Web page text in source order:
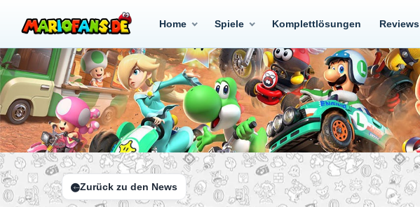
Home Spiele Komplettlösungen Reviews
Zurück zu den News